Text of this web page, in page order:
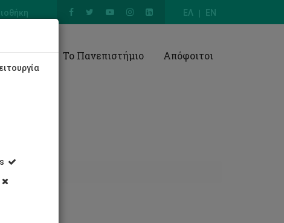
ΕΛ EN
Έρευνα Το Πανεπιστήμιο Απόφοιτοι